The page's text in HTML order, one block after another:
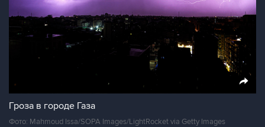
Гроза в городе Газа
Фото: Mahmoud Issa/SOPA Images/LightRocket via Getty Images